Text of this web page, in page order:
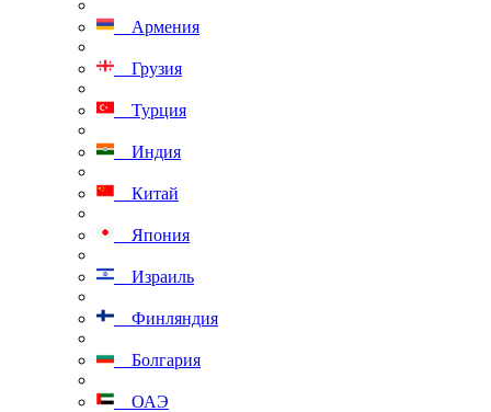
Армения
Грузия
Турция
Индия
Китай
Япония
Израиль
Финляндия
Болгария
ОАЭ